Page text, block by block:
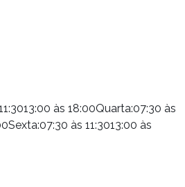
às 18:00Quarta:07:30 às
às 11:3013:00 às